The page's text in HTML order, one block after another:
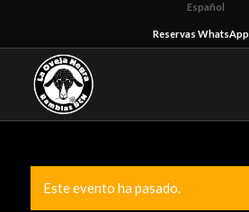
Español
Reservas WhatsApp
Este evento ha pasado.